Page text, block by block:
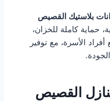
بلاستيك القصيص
حماية كاملة للخزان،
الأسرة، مع توفير
القصيص